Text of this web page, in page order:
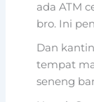
ada ATM
bro. Ini
Dan
tempat
seneng